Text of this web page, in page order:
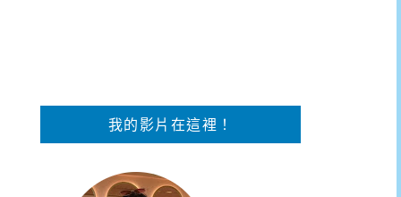
我的影片在這裡！